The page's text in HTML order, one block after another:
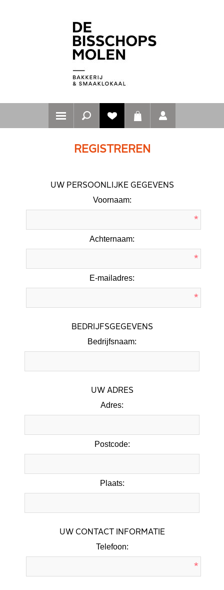
REGISTREREN
UW PERSOONLIJKE GEGEVENS
Voornaam:
*
Achternaam:
*
E-mailadres:
*
BEDRIJFSGEGEVENS
Bedrijfsnaam:
UW ADRES
Adres:
Postcode:
Plaats:
UW CONTACT INFORMATIE
Telefoon:
*